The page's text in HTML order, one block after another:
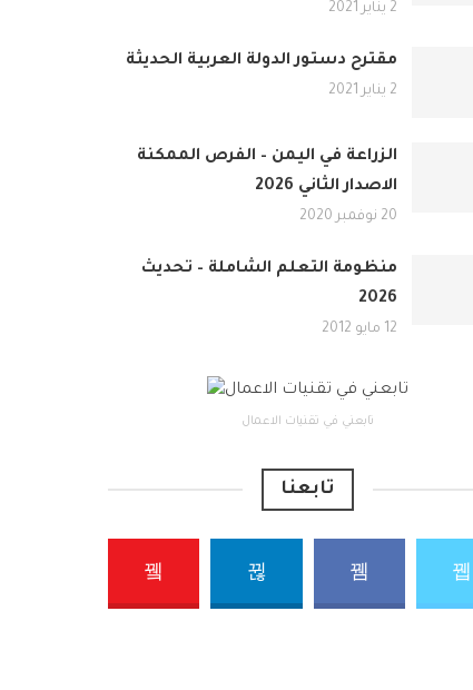
2 يناير 2021
مقترح دستور الدولة العربية الحديثة
2 يناير 2021
الزراعة في اليمن – الفرص الممكنة
الاصدار الثاني 2026
20 نوفمبر 2020
منظومة التعلم الشاملة – تحديث
2026
12 مايو 2012
تابعني في تقنيات الاعمال
تابعنا